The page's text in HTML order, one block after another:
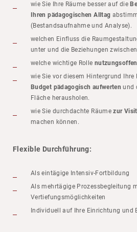
wie Sie Ihre Räume besser auf die
Ihren pädagogischen Alltag
(Bestandsaufnahme und Analyse).
welchen Einfluss die
unter und die Beziehungen
welche wichtige Rolle
wie Sie vor diesem Hintergrund Ihre
Budget pädagogisch aufwerten und
Fläche herausholen.
wie Sie durchdachte Räume zur
machen können.
Flexible Durchführung:
Als eintägige Intensiv-Fortbildung
Als mehrtägige Prozessbegleitung
Vertiefungsmöglichkeiten
Individuell auf Ihre Einrichtung und